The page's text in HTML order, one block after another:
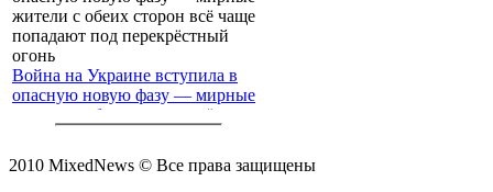
Война на Украине вступила в
опасную новую фазу — мирные
жители с обеих сторон всё чаще
2010 MixedNews © Все права защищены